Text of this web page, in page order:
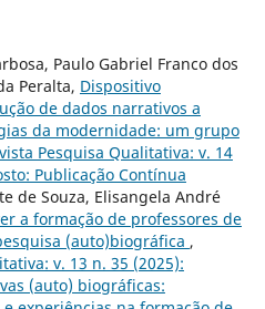
Paulo Gabriel Franco dos
Peralta, Dispositivo
de dados narrativos a
da modernidade: um grupo
Pesquisa Qualitativa: v. 14
Publicação Contínua
de Souza, Elisangela André
a formação de professores de
(auto)biográfica ,
v. 13 n. 35 (2025):
(auto) biográficas: